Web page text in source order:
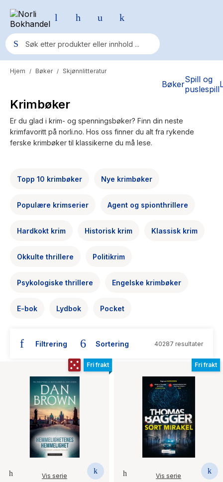
BøkerSpill og
puslespill
Populære søk
Fury Bound - Sable Sorensen
Hypopressiv trening
The Housemaid
Hjem / Bøker / Skjønnlitteratur
Krimbøker
Er du glad i krim- og spenningsbøker? Finn din neste
krimfavoritt på norli.no. Hos oss finner du alt fra rykende
ferske krimbøker til klassikerne du må lese.
Topp 10 krimbøker Nye krimbøker
Populære krimserier Agent og spionthrillere
Hardkokt krim Historisk krim Klassisk krim
Okkulte thrillere Politikrim
Psykologiske thrillere Engelske krimbøker
E-bok Lydbok Pocket
Filtrering Sortering 40287 resultater
Fri frakt
Vis serie
Fri frakt
Vis serie